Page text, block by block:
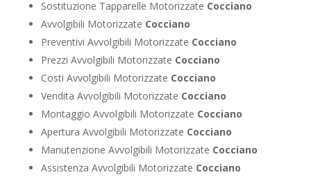
Sostituzione Tapparelle Motorizzate Cocciano
Avvolgibili Motorizzate Cocciano
Preventivi Avvolgibili Motorizzate Cocciano
Prezzi Avvolgibili Motorizzate Cocciano
Costi Avvolgibili Motorizzate Cocciano
Vendita Avvolgibili Motorizzate Cocciano
Montaggio Avvolgibili Motorizzate Cocciano
Apertura Avvolgibili Motorizzate Cocciano
Manutenzione Avvolgibili Motorizzate Cocciano
Assistenza Avvolgibili Motorizzate Cocciano